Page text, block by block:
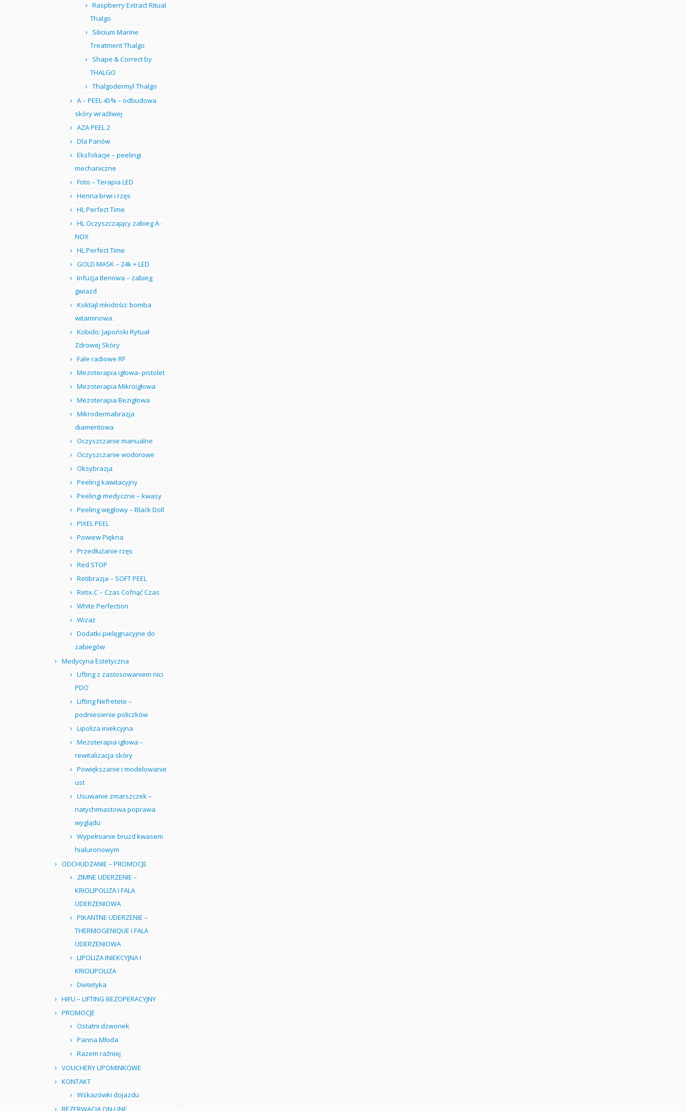
Raspberry Extract Ritual
Thalgo
Silicium Marine
Treatment Thalgo
Shape & Correct by
THALGO
Thalgodermyl Thalgo
A – PEEL 45% – odbudowa
skóry wrażliwej
AZA PEEL 2
Dla Panów
Eksfoliacje – peelingi
mechaniczne
Foto – Terapia LED
Henna brwi i rzęs
HL Perfect Time
HL Oczyszczający zabieg A-
NOX
HL Perfect Time
GOLD MASK – 24k + LED
Infuzja tlenowa – zabieg
gwiazd
Koktajl młodości: bomba
witaminowa.
Kobido: Japoński Rytuał
Zdrowej Skóry
Fale radiowe RF
Mezoterapia igłowa- pistolet
Mezoterapia Mikroigłowa
Mezoterapia Bezigłowa
Mikrodermabrazja
diamentowa
Oczyszczanie manualne
Oczyszczanie wodorowe
Oksybrazja
Peeling kawitacyjny
Peelingi medyczne – kwasy
Peeling węglowy – Black Doll
PIXEL PEEL
Powiew Piękna
Przedłużanie rzęs
Red STOP
Retibrazja – SOFT PEEL
Retix.C – Czas Cofnąć Czas
White Perfection
Wizaż
Dodatki pielęgnacyjne do
zabiegów
Medycyna Estetyczna
Lifting z zastosowaniem nici
PDO
Lifting Nefretete –
podniesienie policzków
Lipoliza iniekcyjna
Mezoterapia igłowa –
rewitalizacja skóry
Powiększanie i modelowanie
ust
Usuwanie zmarszczek –
natychmiastowa poprawa
wyglądu
Wypełnianie bruzd kwasem
hialuronowym
ODCHUDZANIE – PROMOCJE
ZIMNE UDERZENIE –
KRIOLIPOLIZA I FALA
UDERZENIOWA
PIKANTNE UDERZENIE –
THERMOGENIQUE I FALA
UDERZENIOWA
LIPOLIZA INIEKCYJNA I
KRIOLIPOLIZA
Dietetyka
HIFU – LIFTING BEZOPERACYJNY
PROMOCJE
Ostatni dzwonek
Panna Młoda
Razem raźniej
VOUCHERY UPOMINKOWE
KONTAKT
Wskazówki dojazdu
REZERWACJA ON-LINE